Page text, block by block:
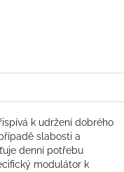
k udržení dobrého
slabosti a
denní potřebu
modulátor k